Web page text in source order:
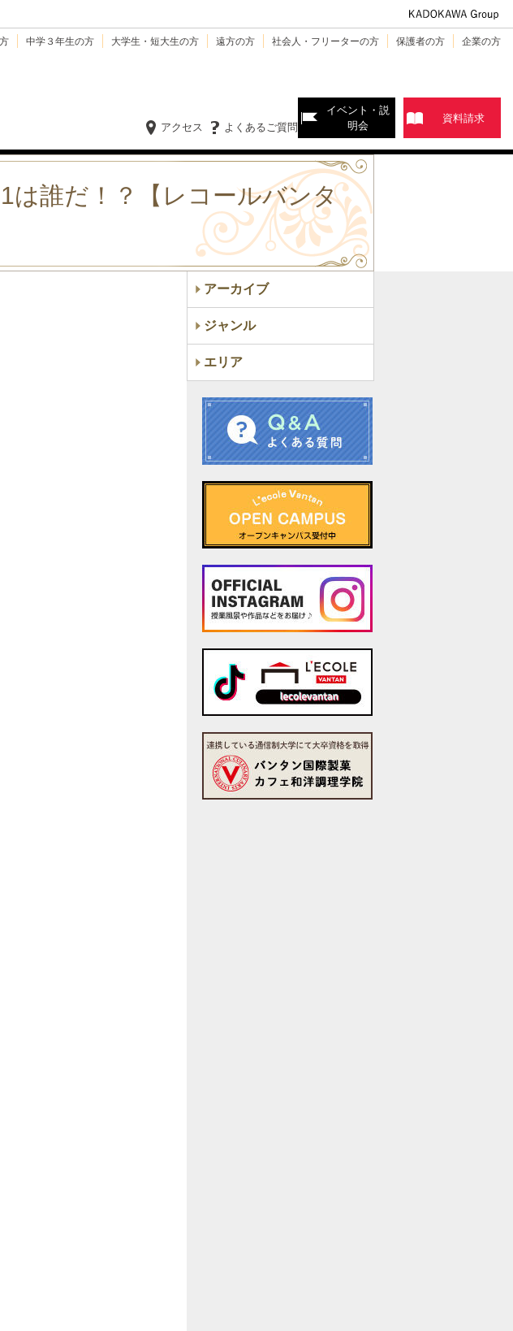
中学３年生の方 大学生・短大生の方 遠方の方 社会人・フリーターの方 保護者の方 企業の方
よくあるご質問
アクセス
イベント・説
明会
資料請求
誰だ！？【レコールバンタ
アーカイブ
ジャンル
エリア